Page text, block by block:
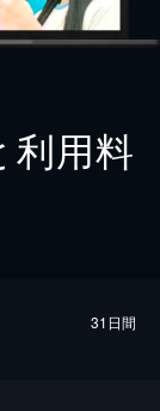
用料
31日間